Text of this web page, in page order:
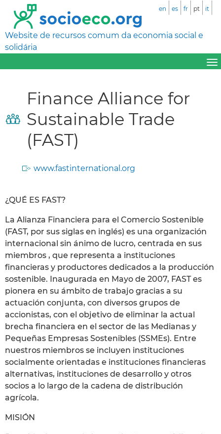
Website de recursos comum da economia social e
solidária
en es fr pt it
Finance Alliance for
Sustainable Trade
(FAST)
www.fastinternational.org
¿QUÉ ES FAST?
La Alianza Financiera para el Comercio Sostenible
(FAST, por sus siglas en inglés) es una organización
internacional sin ánimo de lucro, centrada en sus
miembros , que representa a instituciones
financieras y productores dedicados a la producción
sostenible. Inaugurada en Mayo de 2007, FAST es
pionera en su ámbito de trabajo gracias a su
actuación conjunta, con diversos grupos de
accionistas, con el objetivo de eliminar la actual
brecha financiera en el sector de las Medianas y
Pequeñas Empresas Sostenibles (SSMEs). Entre
nuestros miembros se incluyen instituciones
socialmente orientadas e instituciones financieras
alternativas, instituciones de desarrollo y otros
socios a lo largo de la cadena de distribución
agrícola.
MISIÓN